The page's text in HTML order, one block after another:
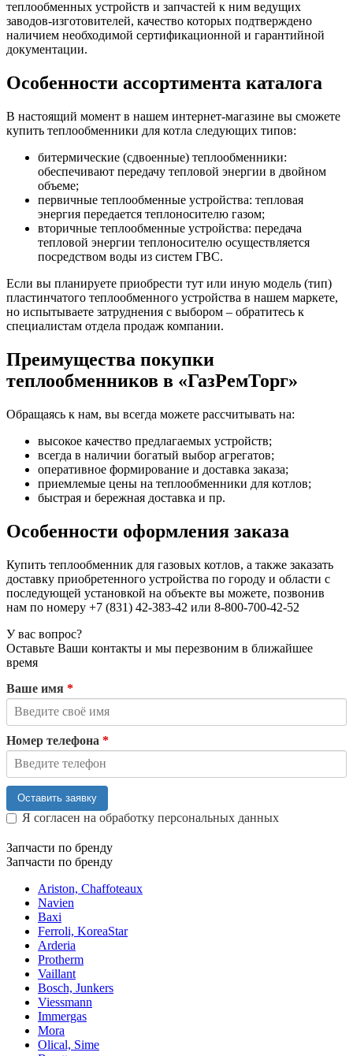
теплообменных устройств и запчастей к ним ведущих
заводов-изготовителей, качество которых подтверждено
наличием необходимой сертификационной и гарантийной
документации.
Особенности ассортимента каталога
В настоящий момент в нашем интернет-магазине вы сможете
купить теплообменники для котла следующих типов:
битермические (сдвоенные) теплообменники:
обеспечивают передачу тепловой энергии в двойном
объеме;
первичные теплообменные устройства: тепловая
энергия передается теплоносителю газом;
вторичные теплообменные устройства: передача
тепловой энергии теплоносителю осуществляется
посредством воды из систем ГВС.
Если вы планируете приобрести тут или иную модель (тип)
пластинчатого теплообменного устройства в нашем маркете,
но испытываете затруднения с выбором – обратитесь к
специалистам отдела продаж компании.
Преимущества покупки
теплообменников в «ГазРемТорг»
Обращаясь к нам, вы всегда можете рассчитывать на:
высокое качество предлагаемых устройств;
всегда в наличии богатый выбор агрегатов;
оперативное формирование и доставка заказа;
приемлемые цены на теплообменники для котлов;
быстрая и бережная доставка и пр.
Особенности оформления заказа
Купить теплообменник для газовых котлов, а также заказать
доставку приобретенного устройства по городу и области с
последующей установкой на объекте вы можете, позвонив
нам по номеру +7 (831) 42-383-42 или 8-800-700-42-52
У вас вопрос?
Оставьте Ваши контакты и мы перезвоним в ближайшее
время
Ваше имя *
Номер телефона *
Оставить заявку
Я согласен на обработку персональных данных
Запчасти по бренду
Запчасти по бренду
Ariston, Chaffoteaux
Navien
Baxi
Ferroli, KoreaStar
Arderia
Protherm
Vaillant
Bosch, Junkers
Viessmann
Immergas
Mora
Olical, Sime